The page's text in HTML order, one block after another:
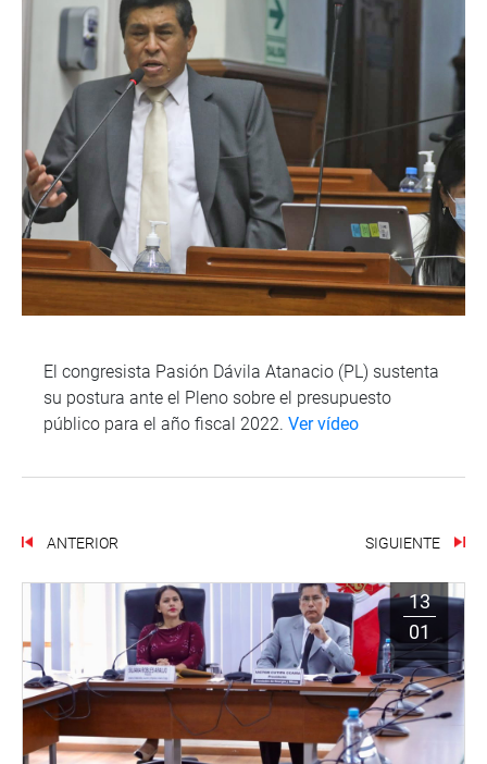
El congresista Pasión Dávila Atanacio (PL) sustenta
su postura ante el Pleno sobre el presupuesto
público para el año fiscal 2022. Ver vídeo
ANTERIOR SIGUIENTE
13
01